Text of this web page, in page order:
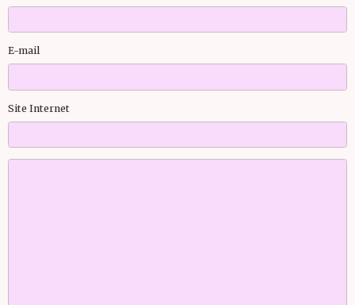
E-mail
Site Internet